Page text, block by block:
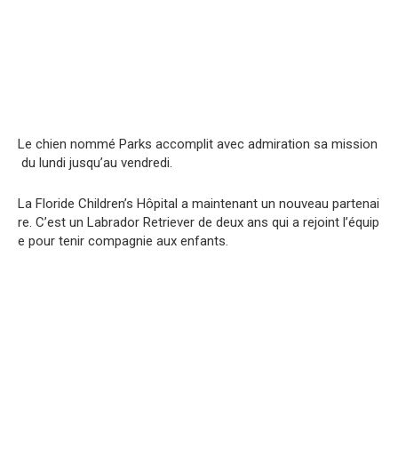
Le chien nommé Parks accomplit avec admiration sa mission
du lundi jusqu’au vendredi.
La Floride Children’s Hôpital a maintenant un nouveau partenai
re. C’est un Labrador Retriever de deux ans qui a rejoint l’équip
e pour tenir compagnie aux enfants.